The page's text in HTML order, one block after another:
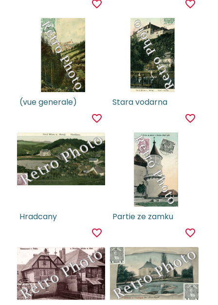
favorite_border favorite_border
(vue generale)
favorite_border
Stara vodarna
favorite_border
Hradcany
favorite_border
Partie ze zamku
favorite_border